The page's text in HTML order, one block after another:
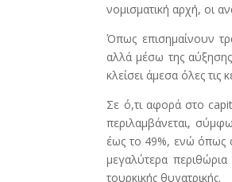
νομισματική αρχή, οι
Όπως επισημαίνουν
αλλά μέσω της
κλείσει άμεσα όλες τις
Σε ό,τι αφορά στο
περιλαμβάνεται,
έως το 49%, ενώ όπως
μεγαλύτερα
τουρκικής θυγατρικής.